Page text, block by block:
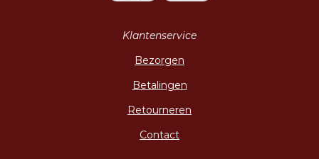
Klantenservice
Bezorgen
Betalingen
Retourneren
Contact